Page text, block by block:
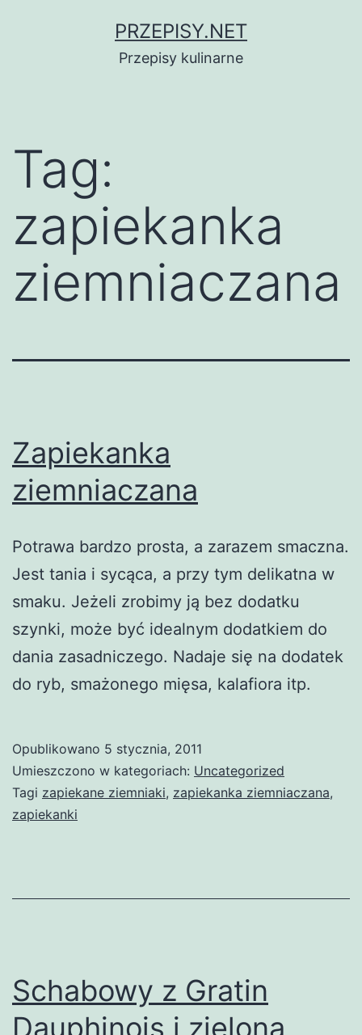
PRZEPISY.NET
Przepisy kulinarne
Tag:
zapiekanka
ziemniaczana
Zapiekanka
ziemniaczana
Potrawa bardzo prosta, a zarazem smaczna.
Jest tania i sycąca, a przy tym delikatna w
smaku. Jeżeli zrobimy ją bez dodatku
szynki, może być idealnym dodatkiem do
dania zasadniczego. Nadaje się na dodatek
do ryb, smażonego mięsa, kalafiora itp.
Opublikowano 5 stycznia, 2011
Umieszczono w kategoriach: Uncategorized
Tagi zapiekane ziemniaki, zapiekanka ziemniaczana,
zapiekanki
Schabowy z Gratin
Dauphinois i zieloną